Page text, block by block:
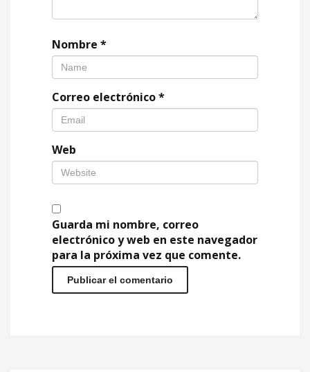
Nombre *
Correo electrónico*
Web
Guarda mi nombre, correo
electrónico y web en este navegador
para la próxima vez que comente.